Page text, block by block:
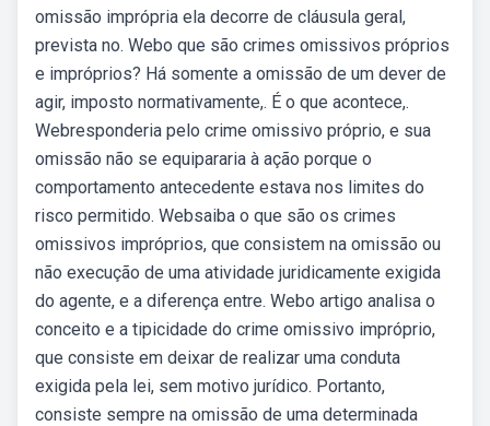
omissão imprópria ela decorre de cláusula geral,
prevista no. Webo que são crimes omissivos próprios
e impróprios? Há somente a omissão de um dever de
agir, imposto normativamente,. É o que acontece,.
Webresponderia pelo crime omissivo próprio, e sua
omissão não se equipararia à ação porque o
comportamento antecedente estava nos limites do
risco permitido. Websaiba o que são os crimes
omissivos impróprios, que consistem na omissão ou
não execução de uma atividade juridicamente exigida
do agente, e a diferença entre. Webo artigo analisa o
conceito e a tipicidade do crime omissivo impróprio,
que consiste em deixar de realizar uma conduta
exigida pela lei, sem motivo jurídico. Portanto,
consiste sempre na omissão de uma determinada